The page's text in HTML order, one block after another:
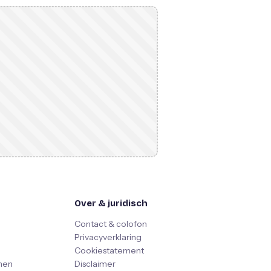
Over & juridisch
Contact & colofon
Privacyverklaring
Cookiestatement
Disclaimer